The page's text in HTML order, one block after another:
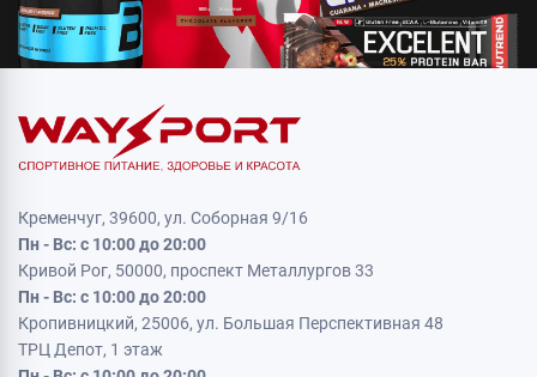
Кременчуг, 39600, ул. Соборная 9/16
Пн - Вс: с 10:00 до 20:00
Кривой Рог, 50000, проспект Металлургов 33
Пн - Вс: с 10:00 до 20:00
Кропивницкий, 25006, ул. Большая Перспективная 48
ТРЦ Депот, 1 этаж